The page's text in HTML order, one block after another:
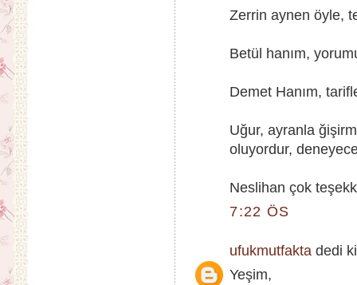
Zerrin aynen öyle,
Betül hanım,
Demet Hanım,
Uğur, ayranla
oluyordur,
Neslihan çok
7:22 ÖS
ufukmutfakta dedi
Yeşim,